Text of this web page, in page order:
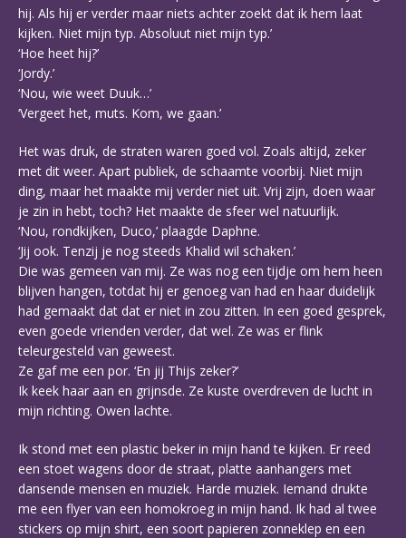
hij. Als hij er verder maar niets achter zoekt dat ik hem laat
kijken. Niet mijn typ. Absoluut niet mijn typ.’
‘Hoe heet hij?’
‘Jordy.’
‘Nou, wie weet Duuk…’
‘Vergeet het, muts. Kom, we gaan.’
Het was druk, de straten waren goed vol. Zoals altijd, zeker
met dit weer. Apart publiek, de schaamte voorbij. Niet mijn
ding, maar het maakte mij verder niet uit. Vrij zijn, doen waar
je zin in hebt, toch? Het maakte de sfeer wel natuurlijk.
‘Nou, rondkijken, Duco,’ plaagde Daphne.
‘Jij ook. Tenzij je nog steeds Khalid wil schaken.’
Die was gemeen van mij. Ze was nog een tijdje om hem heen
blijven hangen, totdat hij er genoeg van had en haar duidelijk
had gemaakt dat dat er niet in zou zitten. In een goed gesprek,
even goede vrienden verder, dat wel. Ze was er flink
teleurgesteld van geweest.
Ze gaf me een por. ‘En jij Thijs zeker?’
Ik keek haar aan en grijnsde. Ze kuste overdreven de lucht in
mijn richting. Owen lachte.
Ik stond met een plastic beker in mijn hand te kijken. Er reed
een stoet wagens door de straat, platte aanhangers met
dansende mensen en muziek. Harde muziek. Iemand drukte
me een flyer van een homokroeg in mijn hand. Ik had al twee
stickers op mijn shirt, een soort papieren zonneklep en een